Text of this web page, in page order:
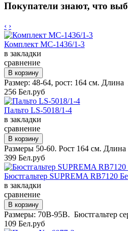
Покупатели знают, что
‹ ›
Комплект MC-1436/1-3
в закладки
сравнение
Размер: 48-64, рост: 164 см. Длина
256 Бел.руб
Пальто LS-5018/1-4
в закладки
сравнение
Размеры 50-60. Рост 164 см.
399 Бел.руб
Бюстгальтер SUPREMA RB7120
в закладки
сравнение
Размеры: 70B-95B. Бюстгальтер
109 Бел.руб